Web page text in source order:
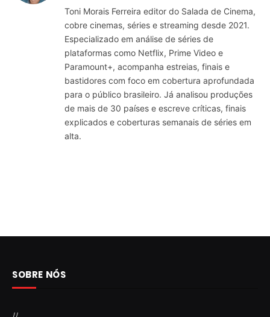
Toni Morais Ferreira editor do Salada de Cinema,
cobre cinemas, séries e streaming desde 2021.
Especializado em análise de séries de
plataformas como Netflix, Prime Video e
Paramount+, acompanha estreias, finais e
bastidores com foco em cobertura aprofundada
para o público brasileiro. Já analisou produções
de mais de 30 países e escreve críticas, finais
explicados e coberturas semanais de séries em
alta.
SOBRE NÓS